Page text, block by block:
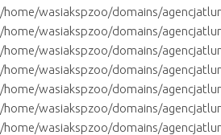
/home/wasiakspzoo/domains/
/home/wasiakspzoo/domains/
/home/wasiakspzoo/domains/
/home/wasiakspzoo/domains/
/home/wasiakspzoo/domains/
/home/wasiakspzoo/domains/
/home/wasiakspzoo/domains/